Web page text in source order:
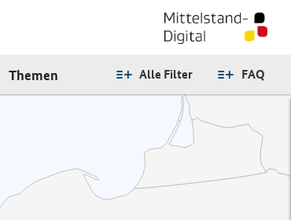
FAQ
Alle Filter
Themen